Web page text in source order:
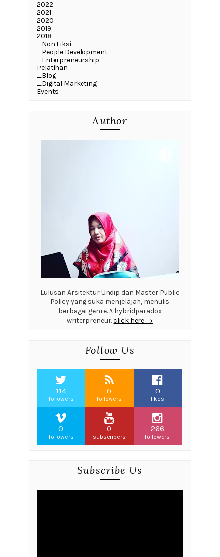
2022
2021
2020
2019
2018
_Non Fiksi
_People Development
_Enterpreneurship
Pelatihan
_Blog
_Digital Marketing
Events
Author
Lulusan Arsitektur Undip dan Master Public
Policy yang suka menjelajah, menulis
berbagai genre. A hybridparadox
writerpreneur.click here →
Follow Us
114
followers
0
followers
0
likes
0
followers
0
subscribers
266
followers
Subscribe Us